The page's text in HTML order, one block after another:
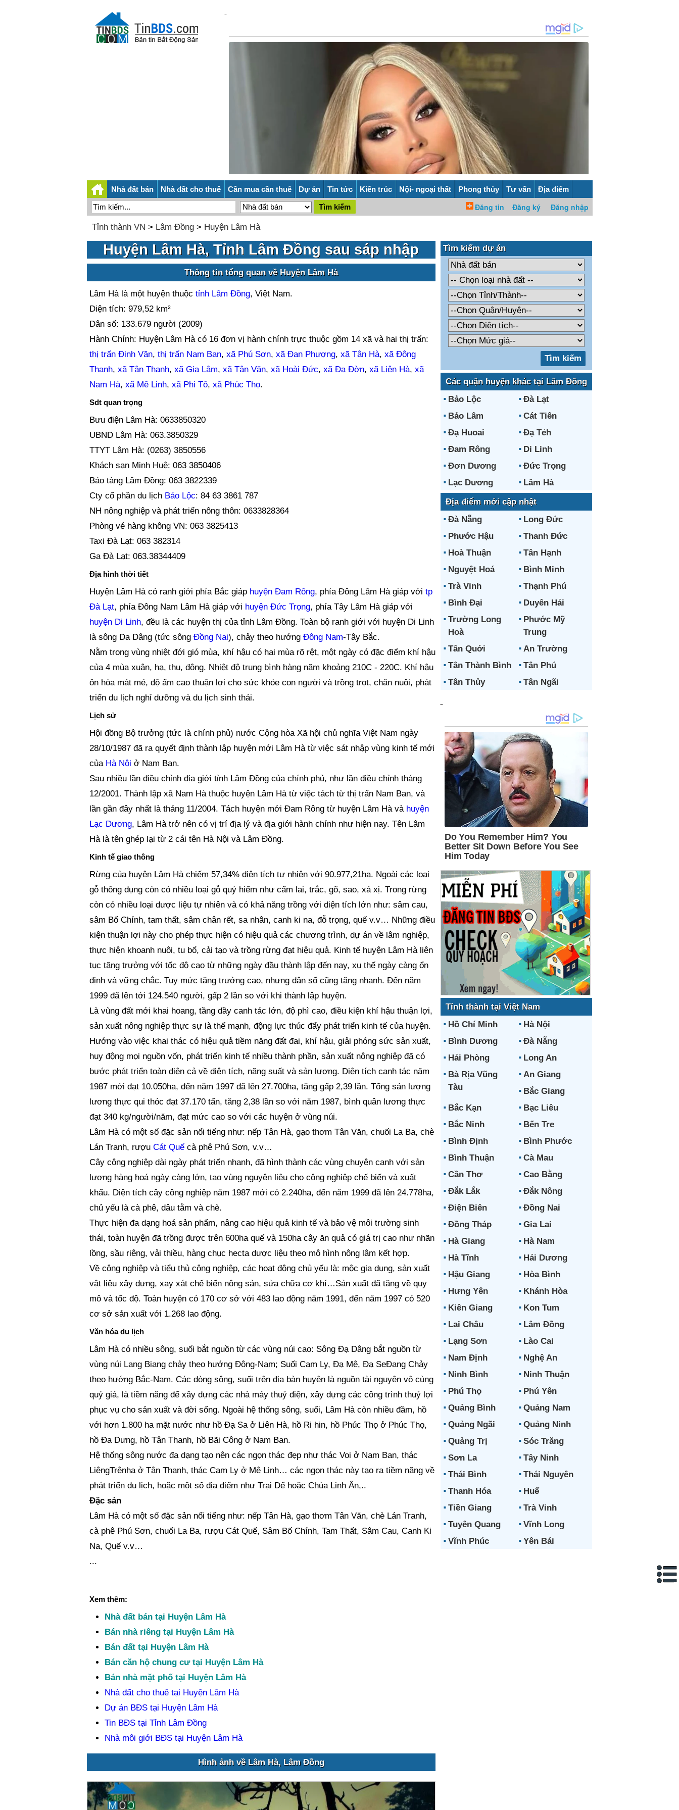
Nhà đất bán Nhà đất cho thuê Cần mua cần thuê Dự án Tin tức Kiến trúc Nội- ngoại thất Phong thủy Tư vấn Địa điểm
Tỉnh thành VN > Lâm Đồng> Huyện Lâm Hà
Huyện Lâm Hà, Tỉnh Lâm Đồng sau sáp nhập
Thông tin tổng quan về Huyện Lâm Hà
Lâm Hà là một huyện thuộc tỉnh Lâm Đồng, Việt Nam.
Diện tích: 979,52 km²
Dân số: 133.679 người (2009)
Hành Chính: Huyện Lâm Hà có 16 đơn vị hành chính trực thuộc gồm 14 xã và hai thị trấn:
thị trấn Đinh Văn, thị trấn Nam Ban, xã Phú Sơn, xã Đan Phượng, xã Tân Hà, xã Đông
Thanh, xã Tân Thanh, xã Gia Lâm, xã Tân Văn, xã Hoài Đức, xã Đạ Đờn, xã Liên Hà, xã
Nam Hà, xã Mê Linh, xã Phi Tô, xã Phúc Thọ.
Sdt quan trọng
Bưu điện Lâm Hà: 0633850320
UBND Lâm Hà: 063.3850329
TTYT Lâm Hà: (0263) 3850556
Khách sạn Minh Huệ: 063 3850406
Bảo tàng Lâm Đồng: 063 3822339
Cty cổ phần du lịch Bảo Lộc: 84 63 3861 787
NH nông nghiệp và phát triển nông thôn: 0633828364
Phòng vé hàng không VN: 063 3825413
Taxi Đà Lạt: 063 382314
Ga Đà Lạt: 063.38344409
Địa hình thời tiết
Huyện Lâm Hà có ranh giới phía Bắc giáp huyện Đam Rông, phía Đông Lâm Hà giáp với tp
Đà Lạt, phía Đông Nam Lâm Hà giáp với huyện Đức Trọng, phía Tây Lâm Hà giáp với
huyện Di Linh, đều là các huyện thị của tỉnh Lâm Đồng. Toàn bộ ranh giới với huyện Di Linh
là sông Da Dâng (tức sông Đồng Nai), chảy theo hướng Đông Nam-Tây Bắc.
Nằm trong vùng nhiệt đới gió mùa, khí hậu có hai mùa rõ rệt, một ngày có đặc điểm khí hậu
của 4 mùa xuân, hạ, thu, đông. Nhiệt độ trung bình hàng năm khoảng 210C - 220C. Khí hậu
ôn hòa mát mẻ, độ ẩm cao thuận lợi cho sức khỏe con người và trồng trọt, chăn nuôi, phát
triển du lịch nghỉ dưỡng và du lịch sinh thái.
Lịch sử
Hội đồng Bộ trưởng (tức là chính phủ) nước Cộng hòa Xã hội chủ nghĩa Việt Nam ngày
28/10/1987 đã ra quyết định thành lập huyện mới Lâm Hà từ việc sát nhập vùng kinh tế mới
của Hà Nội ở Nam Ban.
Sau nhiều lần điều chỉnh địa giới tỉnh Lâm Đồng của chính phủ, như lần điều chỉnh tháng
12/2001. Thành lập xã Nam Hà thuộc huyện Lâm Hà từ việc tách từ thị trấn Nam Ban, và
lần gần đây nhất là tháng 11/2004. Tách huyện mới Đam Rông từ huyện Lâm Hà và huyện
Lạc Dương, Lâm Hà trở nên có vị trí địa lý và địa giới hành chính như hiện nay. Tên Lâm
Hà là tên ghép lại từ 2 cái tên Hà Nội và Lâm Đồng.
Kinh tế giao thông
Rừng của huyện Lâm Hà chiếm 57,34% diện tích tự nhiên với 90.977,21ha. Ngoài các loại
gỗ thông dụng còn có nhiều loại gỗ quý hiếm như cẩm lai, trắc, gõ, sao, xá xị. Trong rừng
còn có nhiều loại dược liệu tự nhiên và có khả năng trồng với diện tích lớn như: sâm cau,
sâm Bố Chính, tam thất, sâm chân rết, sa nhân, canh ki na, đỗ trọng, quế v.v… Những điều
kiện thuận lợi này cho phép thực hiện có hiệu quả các chương trình, dự án về lâm nghiệp,
thực hiện khoanh nuôi, tu bổ, cải tạo và trồng rừng đạt hiệu quả. Kinh tế huyện Lâm Hà liên
tục tăng trưởng với tốc độ cao từ những ngày đầu thành lập đến nay, xu thế ngày càng ổn
định và vững chắc. Tuy mức tăng trưởng cao, nhưng dân số cũng tăng nhanh. Đến năm
1999 đã lên tới 124.540 người, gấp 2 lần so với khi thành lập huyện.
Là vùng đất mới khai hoang, tầng dầy canh tác lớn, độ phì cao, điều kiện khí hậu thuận lợi,
sản xuất nông nghiệp thực sự là thế mạnh, động lực thúc đẩy phát triển kinh tế của huyện.
Hướng vào việc khai thác có hiệu quả tiềm năng đất đai, khí hậu, giải phóng sức sản xuất,
huy động mọi nguồn vốn, phát triển kinh tế nhiều thành phần, sản xuất nông nghiệp đã có
bước phát triển toàn diện cả về diện tích, năng suất và sản lượng. Diện tích canh tác năm
1987 mới đạt 10.050ha, đến năm 1997 đã lên 27.700ha, tăng gấp 2,39 lần. Tổng sản lượng
lương thực qui thóc đạt 37.170 tấn, tăng 2,38 lần so với năm 1987, bình quân lương thực
đạt 340 kg/người/năm, đạt mức cao so với các huyện ở vùng núi.
Lâm Hà có một số đặc sản nổi tiếng như: nếp Tân Hà, gạo thơm Tân Văn, chuối La Ba, chè
Lán Tranh, rượu Cát Quếcà phê Phú Sơn, v.v…
Cây công nghiệp dài ngày phát triển nhanh, đã hình thành các vùng chuyên canh với sản
lượng hàng hoá ngày càng lớn, tạo vùng nguyên liệu cho công nghiệp chế biến và xuất
khẩu. Diện tích cây công nghiệp năm 1987 mới có 2.240ha, đến năm 1999 đã lên 24.778ha,
chủ yếu là cà phê, dâu tằm và chè.
Thực hiện đa dạng hoá sản phẩm, nâng cao hiệu quả kinh tế và bảo vệ môi trường sinh
thái, toàn huyện đã trồng được trên 600ha quế và 150ha cây ăn quả có giá trị cao như nhãn
lồng, sầu riêng, vải thiều, hàng chục hecta dược liệu theo mô hình nông lâm kết hợp.
Về công nghiệp và tiểu thủ công nghiệp, các hoạt động chủ yếu là: mộc gia dụng, sản xuất
vật liệu xây dựng, xay xát chế biến nông sản, sửa chữa cơ khí…Sản xuất đã tăng về quy
mô và tốc độ. Toàn huyện có 170 cơ sở với 483 lao động năm 1991, đến năm 1997 có 520
cơ sở sản xuất với 1.268 lao động.
Văn hóa du lịch
Lâm Hà có nhiều sông, suối bắt nguồn từ các vùng núi cao: Sông Đạ Dâng bắt nguồn từ
vùng núi Lang Biang chảy theo hướng Đông-Nam; Suối Cam Ly, Đạ Mê, Đạ SeĐang Chảy
theo hướng Bắc-Nam. Các dòng sông, suối trên địa bàn huyện là nguồn tài nguyên vô cùng
quý giá, là tiềm năng để xây dựng các nhà máy thuỷ điện, xây dựng các công trình thuỷ lợi
phục vụ cho sản xuất và đời sống. Ngoài hệ thống sông, suối, Lâm Hà còn nhiều đầm, hồ
với hơn 1.800 ha mặt nước như hồ Đạ Sa ở Liên Hà, hồ Ri hin, hồ Phúc Thọ ở Phúc Thọ,
hồ Đa Dưng, hồ Tân Thanh, hồ Bãi Công ở Nam Ban.
Hệ thống sông nước đa dạng tạo nên các ngọn thác đẹp như thác Voi ở Nam Ban, thác
LiêngTrênha ở Tân Thanh, thác Cam Ly ở Mê Linh… các ngọn thác này tạo ra tiềm năng về
phát triển du lịch, hoặc một số địa điểm như Trại Dế hoặc Chùa Linh Ẩn,..
Đặc sản
Lâm Hà có một số đặc sản nổi tiếng như: nếp Tân Hà, gạo thơm Tân Văn, chè Lán Tranh,
cà phê Phú Sơn, chuối La Ba, rượu Cát Quế, Sâm Bố Chính, Tam Thất, Sâm Cau, Canh Ki
Na, Quế v.v…
...
Xem thêm:
Nhà đất bán tại Huyện Lâm Hà
Bán nhà riêng tại Huyện Lâm Hà
Bán đất tại Huyện Lâm Hà
Bán căn hộ chung cư tại Huyện Lâm Hà
Bán nhà mặt phố tại Huyện Lâm Hà
Nhà đất cho thuê tại Huyện Lâm Hà
Dự án BĐS tại Huyện Lâm Hà
Tin BĐS tại Tỉnh Lâm Đồng
Nhà môi giới BĐS tại Huyện Lâm Hà
Hình ảnh về Lâm Hà, Lâm Đồng
Tìm kiếm dự án
Các quận huyện khác tại Lâm Đồng
Bảo Lộc
Đà Lạt
Bảo Lâm
Cát Tiên
Đạ Huoai
Đạ Tẻh
Đam Rông
Di Linh
Đơn Dương
Đức Trọng
Lạc Dương
Lâm Hà
Địa điểm mới cập nhật
Đà Nẵng
Long Đức
Phước Hậu
Thanh Đức
Hoà Thuận
Tân Hạnh
Nguyệt Hoá
Bình Minh
Trà Vinh
Thạnh Phú
Bình Đại
Duyên Hải
Trường Long
Hoà
Phước Mỹ
Trung
Tân Quới
An Trường
Tân Thành Bình
Tân Phú
Tân Thủy
Tân Ngãi
Tỉnh thành tại Việt Nam
Hồ Chí Minh
Hà Nội
Bình Dương
Đà Nẵng
Hải Phòng
Long An
Bà Rịa Vũng
Tàu
An Giang
Bắc Giang
Bắc Kạn
Bạc Liêu
Bắc Ninh
Bến Tre
Bình Định
Bình Phước
Bình Thuận
Cà Mau
Cần Thơ
Cao Bằng
Đắk Lắk
Đắk Nông
Điện Biên
Đồng Nai
Đồng Tháp
Gia Lai
Hà Giang
Hà Nam
Hà Tĩnh
Hải Dương
Hậu Giang
Hòa Bình
Hưng Yên
Khánh Hòa
Kiên Giang
Kon Tum
Lai Châu
Lâm Đồng
Lạng Sơn
Lào Cai
Nam Định
Nghệ An
Ninh Bình
Ninh Thuận
Phú Thọ
Phú Yên
Quảng Bình
Quảng Nam
Quảng Ngãi
Quảng Ninh
Quảng Trị
Sóc Trăng
Sơn La
Tây Ninh
Thái Bình
Thái Nguyên
Thanh Hóa
Huế
Tiền Giang
Trà Vinh
Tuyên Quang
Vĩnh Long
Vĩnh Phúc
Yên Bái